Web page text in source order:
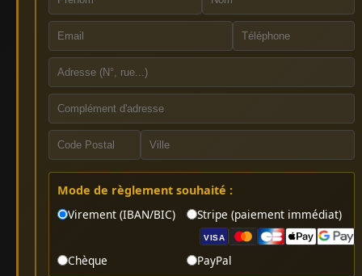
Mode de règlement souhaité :
Virement (IBAN/BIC)
Stripe (paiement immédiat)
VISA
Chèque PayPal